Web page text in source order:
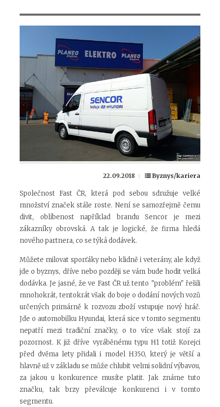
22.09.2018 Byznys/kariera
Společnost Fast ČR, která pod sebou sdružuje velké
množství značek stále roste. Není se samozřejmě čemu
divit, oblíbenost například brandu Sencor je mezi
zákazníky obrovská. A tak je logické, že firma hledá
nového partnera, co se týká dodávek.
Můžete milovat sporťáky nebo klidně i veterány, ale když
jde o byznys, dříve nebo později se vám bude hodit velká
dodávka. Je jasné, že ve Fast ČR už tento "problém" řešili
mnohokrát, tentokrát však do boje o dodání nových vozů
určených primárně k rozvozu zboží vstupuje nový hráč.
Jde o automobilku Hyundai, která sice v tomto segmentu
nepatří mezi tradiční značky, o to více však stojí za
pozornost. K již dříve vyráběnému typu H1 totiž Korejci
před dvěma lety přidali i model H350, který je větší a
hlavně už v základu se může chlubit velmi solidní výbavou,
za jakou u konkurence musíte platit. Jak známe tuto
značku, tak brzy převálcuje konkurenci i v tomto
segmentu.